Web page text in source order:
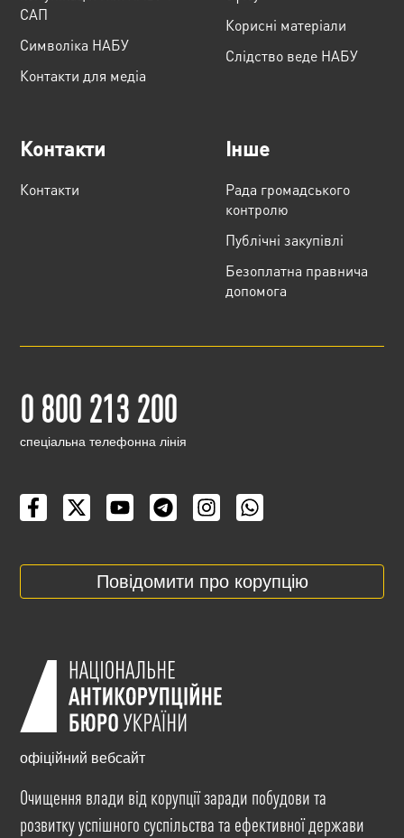
САП
Cимволіка НАБУ
Контакти для медіа
Корисні матеріали
Слідство веде НАБУ
Контакти
Контакти
Інше
Рада громадського
контролю
Публічні закупівлі
Безоплатна правнича
допомога
0 800 213 200
cпеціальна телефонна лінія
Повідомити про корупцію
офіційний вебсайт
Очищення влади від корупції заради побудови та
розвитку успішного суспільства та ефективної держави